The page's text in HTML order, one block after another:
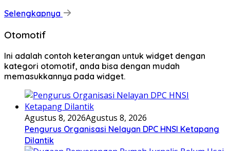
Selengkapnya
Otomotif
Ini adalah contoh keterangan untuk widget dengan
kategori otomotif, anda bisa dengan mudah
memasukkannya pada widget.
Agustus 8, 2026Agustus 8, 2026
Pengurus Organisasi Nelayan DPC HNSI Ketapang
Dilantik